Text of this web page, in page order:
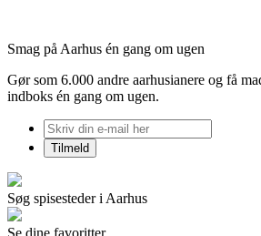
Smag på Aarhus én gang om ugen
Gør som 6.000 andre aarhusianere og få
indboks én gang om ugen.
Søg spisesteder i Aarhus
Se dine favoritter.